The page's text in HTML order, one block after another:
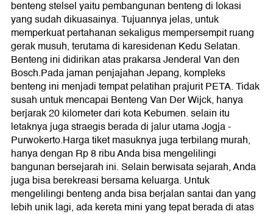
benteng stelsel yaitu pembangunan benteng di lokasi
yang sudah dikuasainya. Tujuannya jelas, untuk
memperkuat pertahanan sekaligus mempersempit ruang
gerak musuh, terutama di karesidenan Kedu Selatan.
Benteng ini didirikan atas prakarsa Jenderal Van den
Bosch.Pada jaman penjajahan Jepang, kompleks
benteng ini menjadi tempat pelatihan prajurit PETA. Tidak
susah untuk mencapai Benteng Van Der Wijck, hanya
berjarak 20 kilometer dari kota Kebumen. selain itu
letaknya juga straegis berada di jalur utama Jogja -
Purwokerto.Harga tiket masuknya juga terbilang murah,
hanya dengan Rp 8 ribu Anda bisa mengelilingi
bangunan bersejarah ini. Selain berwisata sejarah, Anda
juga bisa berekreasi bersama keluarga. Untuk
mengelilingi benteng anda bisa berjalan santai dan yang
lebih unik lagi, ada kereta mini yang tepat berada di atas